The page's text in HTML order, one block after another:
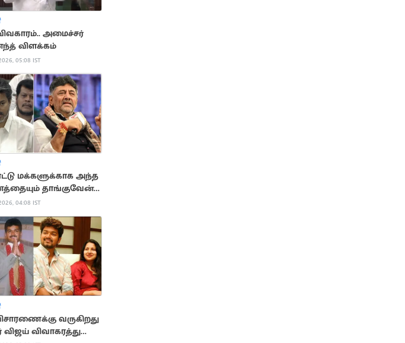
அமைச்சர்
விளக்கம்
05:08 IST
மக்களுக்காக அந்த
தாங்குவேன்”..
விஜய்
04:08 IST
வருகிறது
விவாகரத்து